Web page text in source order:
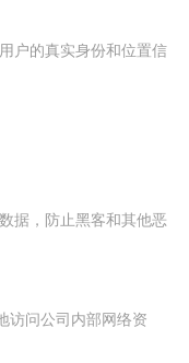
户的真实身份和位置信
据，防止黑客和其他恶
访问公司内部网络资